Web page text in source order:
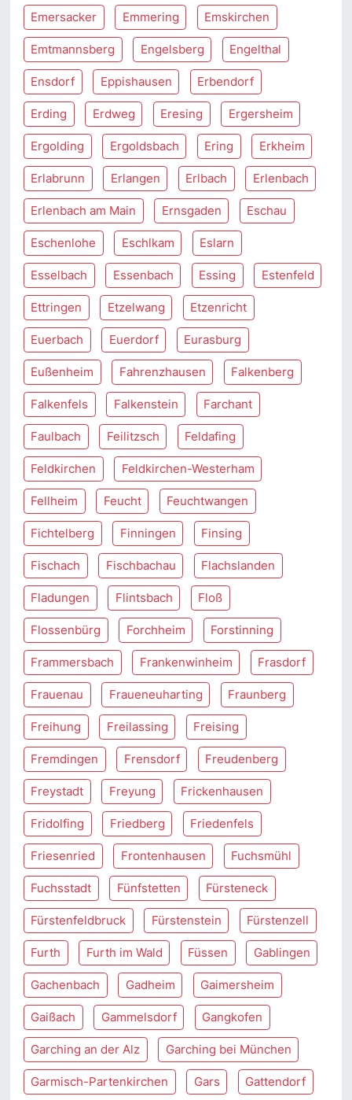
Emersacker Emmering Emskirchen
Emtmannsberg Engelsberg Engelthal
Ensdorf Eppishausen Erbendorf
Erding Erdweg Eresing Ergersheim
Ergolding Ergoldsbach Ering Erkheim
Erlabrunn Erlangen Erlbach Erlenbach
Erlenbach am Main Ernsgaden Eschau
Eschenlohe Eschlkam Eslarn
Esselbach Essenbach Essing Estenfeld
Ettringen Etzelwang Etzenricht
Euerbach Euerdorf Eurasburg
Eußenheim Fahrenzhausen Falkenberg
Falkenfels Falkenstein Farchant
Faulbach Feilitzsch Feldafing
Feldkirchen Feldkirchen-Westerham
Fellheim Feucht Feuchtwangen
Fichtelberg Finningen Finsing
Fischach Fischbachau Flachslanden
Fladungen Flintsbach Floß
Flossenbürg Forchheim Forstinning
Frammersbach Frankenwinheim Frasdorf
Frauenau Fraueneuharting Fraunberg
Freihung Freilassing Freising
Fremdingen Frensdorf Freudenberg
Freystadt Freyung Frickenhausen
Fridolfing Friedberg Friedenfels
Friesenried Frontenhausen Fuchsmühl
Fuchsstadt Fünfstetten Fürsteneck
Fürstenfeldbruck Fürstenstein Fürstenzell
Furth Furth im Wald Füssen Gablingen
Gachenbach Gadheim Gaimersheim
Gaißach Gammelsdorf Gangkofen
Garching an der Alz Garching bei München
Garmisch-Partenkirchen Gars Gattendorf